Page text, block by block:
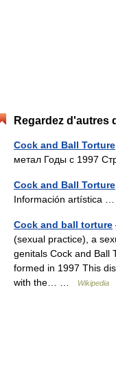
Regardez d'autres
Cock and Ball Torture
метал Годы с 1997
Cock and Ball Torture
Información artística
Cock and ball torture
(sexual practice), a
genitals Cock and Ball
formed in 1997 This
with the… …
Wikipedia